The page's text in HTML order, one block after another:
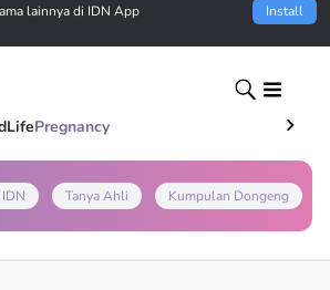
lainnya di IDN App Install
LifePregnancy
Tanya Ahli Kumpulan Dongeng